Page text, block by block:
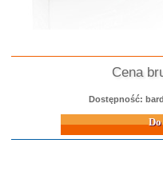
Cena
Dostępność:
Do koszyka